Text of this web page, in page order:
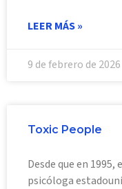
LEER MÁS »
9 de febrero de 2026
Toxic People
Desde que en
psicóloga